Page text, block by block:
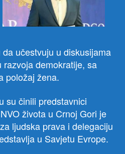
učestvuju u diskusijama
demokratije, sa
položaj žena.
su činili predstavnici
života u Crnoj Gori je
ljudska prava i delegaciju
u Savjetu Evrope.